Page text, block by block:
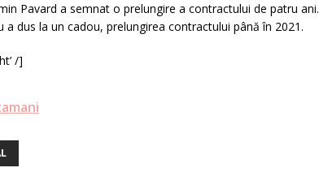
Pavard a semnat o prelungire a contractului de patru ani.
dus la un cadou, prelungirea contractului până în 2021.
/]